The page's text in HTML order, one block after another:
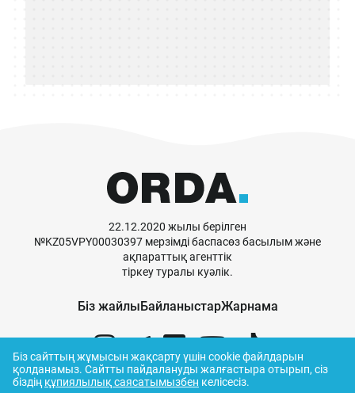
22.12.2020 жылы берілген
№KZ05VPY00030397 мерзімді баспасөз басылым және
ақпараттық агенттік
тіркеу туралы куәлік.
Біз жайлыБайланыстарЖарнама
Біз сайттың жұмысын жақсарту үшін cookie файлдарын
қолданамыз. Сайтты пайдалануды жалғастыра отырып, сіз
біздің құпиялылық саясатымызбен келісесіз.